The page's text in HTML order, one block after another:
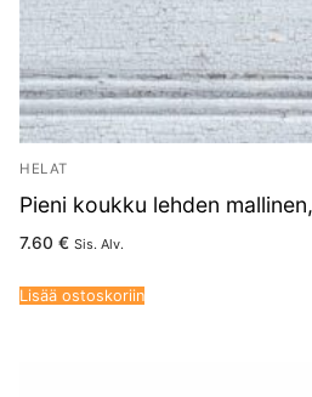
HELAT
Pieni koukku lehden
7.60 € Sis. Alv.
Lisää ostoskoriin